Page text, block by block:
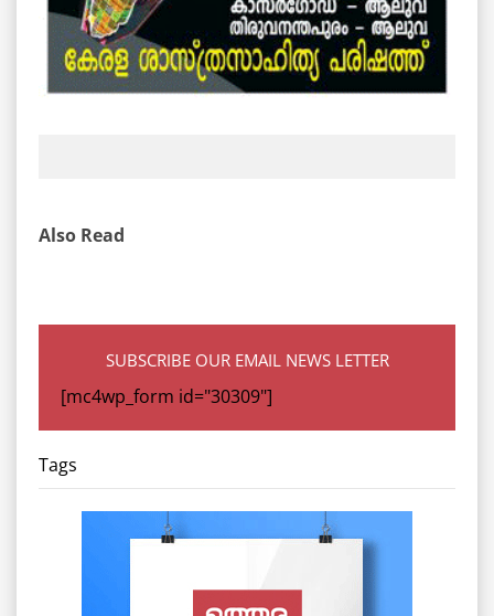
Also Read
SUBSCRIBE OUR EMAIL NEWS LETTER
[mc4wp_form id="30309"]
Tags